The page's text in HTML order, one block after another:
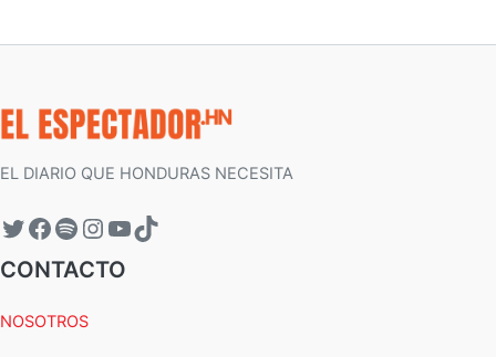
EL DIARIO QUE HONDURAS NECESITA
CONTACTO
NOSOTROS